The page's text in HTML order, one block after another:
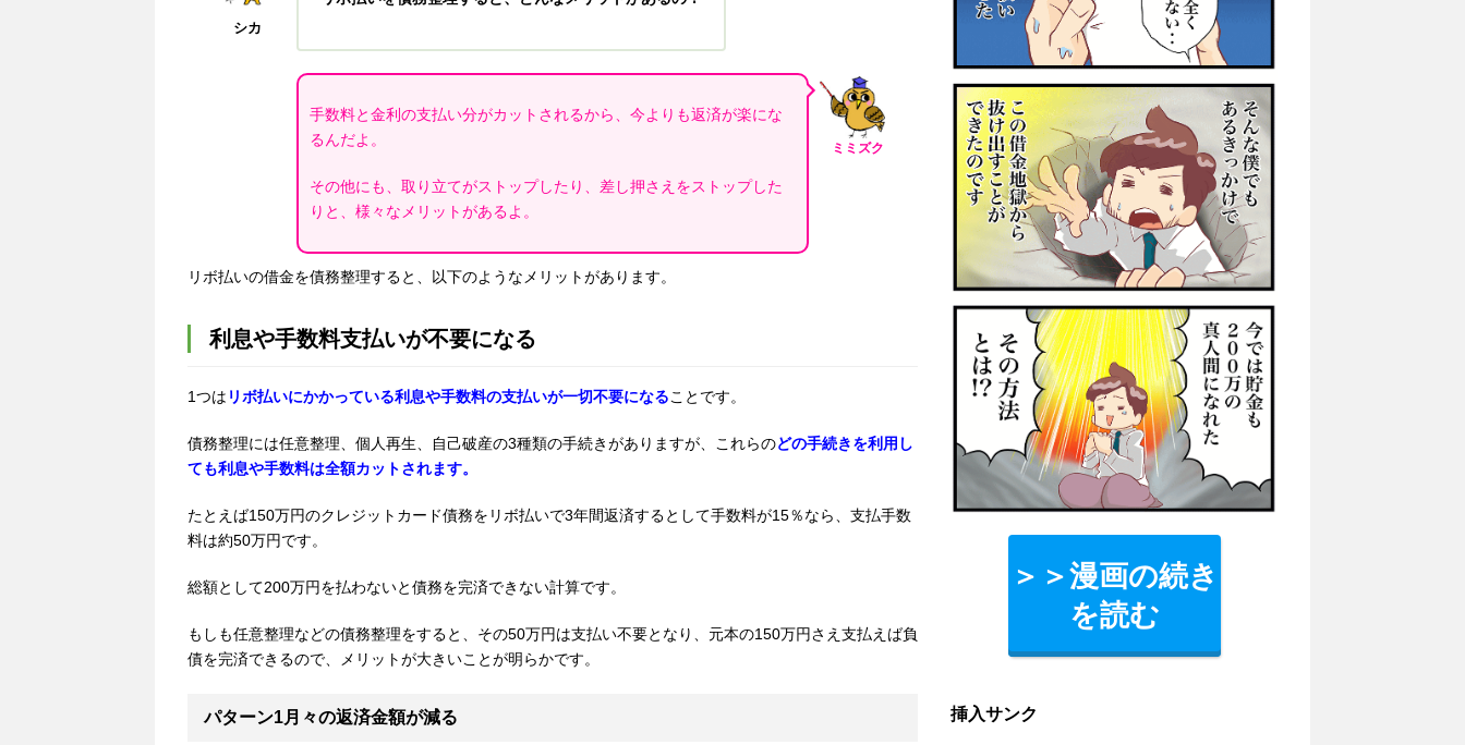
シカ
ミミズク
手数料と金利の支払い分がカットされるから、今よりも返済が楽にな
るんだよ。
その他にも、取り立てがストップしたり、差し押さえをストップした
りと、様々なメリットがあるよ。
リボ払いの借金を債務整理すると、以下のようなメリットがあります。
利息や手数料支払いが不要になる
1つは リボ払いにかかっている利息や手数料の支払いが一切不要になることです。
債務整理には任意整理、個人再生、自己破産の3種類の手続きがありますが、これらのどの手続きを利用し
ても利息や手数料は全額カットされます。
たとえば150万円のクレジットカード債務をリボ払いで3年間返済するとして手数料が15％なら、支払手数
料は約50万円です。
総額として200万円を払わないと債務を完済できない計算です。
もしも任意整理などの債務整理をすると、その50万円は支払い不要となり、元本の150万円さえ支払えば負
債を完済できるので、メリットが大きいことが明らかです。
パターン1月々の返済金額が減る
＞＞漫画の続き
を読む
挿入サンク